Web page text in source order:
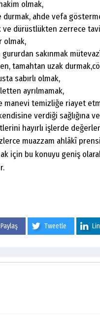
olmak,
durmak, ahde vefa
ve dürüstlükten zerrece
olmak,
sakınmak
tamahtan uzak
sabırlı olmak,
ayrılmamak,
manevi temizliğe riayet
kendisine verdiği sağlığına
hayırlı işlerde
muazzam ahlâkî
için bu konuyu geniş
Tweetle